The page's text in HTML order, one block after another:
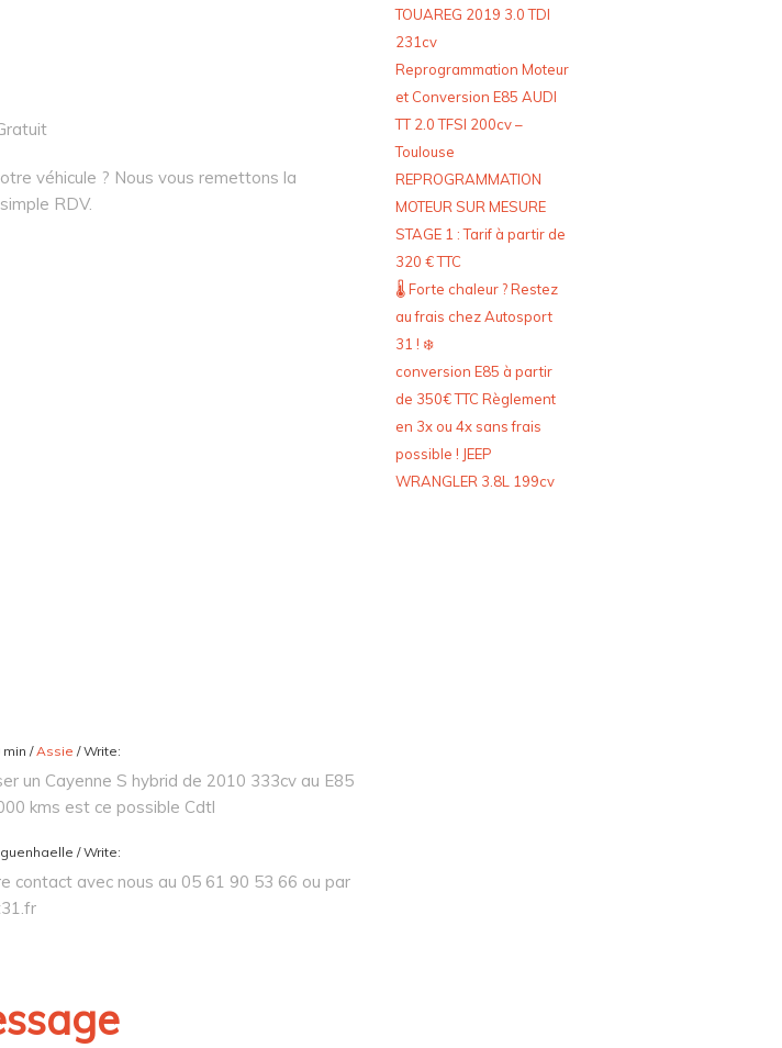
véhicule ? Nous vous remettons la
RDV.
min /Assie / Write:
un Cayenne S hybrid de 2010 333cv au E85
kms est ce possible Cdtl
guenhaelle / Write:
contact avec nous au 05 61 90 53 66 ou par
TOUAREG 2019 3.0 TDI
231cv
Reprogrammation Moteur
et Conversion E85 AUDI
TT 2.0 TFSI 200cv –
Toulouse
REPROGRAMMATION
MOTEUR SUR MESURE
STAGE 1 : Tarif à partir de
320 € TTC
🌡️ Forte chaleur ? Restez
au frais chez Autosport
31 ! ❄️
conversion E85 à partir
de 350€ TTC Règlement
en 3x ou 4x sans frais
possible ! JEEP
WRANGLER 3.8L 199cv